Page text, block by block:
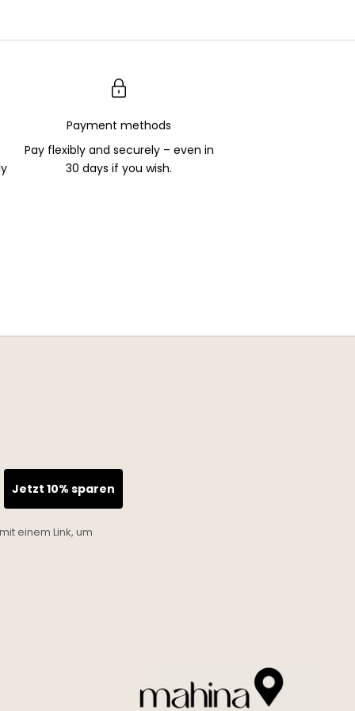
Payment methods
Pay flexibly and securely – even in
30 days if you wish.
Jetzt 10% sparen
einem Link, um